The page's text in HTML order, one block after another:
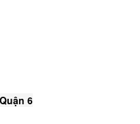
6